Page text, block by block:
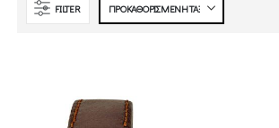
FILTER